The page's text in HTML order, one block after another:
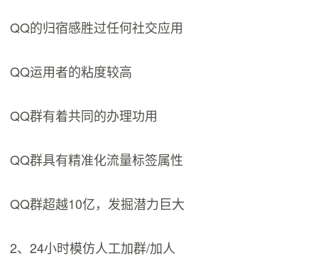
QQ的归宿感胜过任何社交应用
QQ运用者的粘度较高
QQ群有着共同的办理功用
QQ群具有精准化流量标签属性
QQ群超越10亿，发掘潜力巨大
2、24小时模仿人工加群/加人